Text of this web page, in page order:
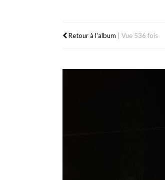
Retour à l'album Vue 536 fois